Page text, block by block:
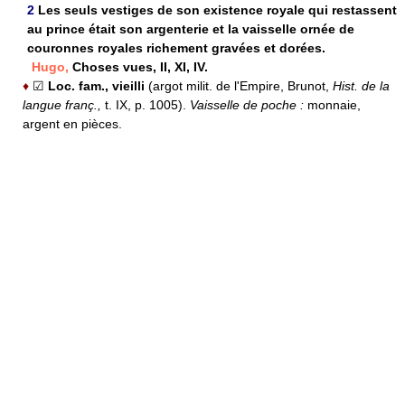
2 Les seuls vestiges de son existence royale qui restassent
au prince était son argenterie et la vaisselle ornée de
couronnes royales richement gravées et dorées.
Hugo, Choses vues, II, XI, IV.
♦ ☑ Loc. fam., vieilli (argot milit. de l'Empire, Brunot, Hist. de la
langue franç.,
t. IX, p. 1005). Vaisselle de poche : monnaie,
argent en pièces.